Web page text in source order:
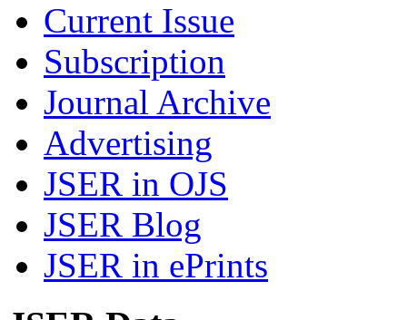
Current Issue
Subscription
Journal Archive
Advertising
JSER in OJS
JSER Blog
JSER in ePrints